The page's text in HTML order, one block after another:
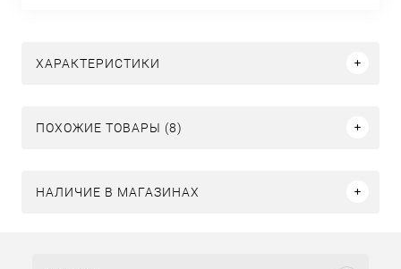
ХАРАКТЕРИСТИКИ
ПОХОЖИЕ ТОВАРЫ (8)
НАЛИЧИЕ В МАГАЗИНАХ